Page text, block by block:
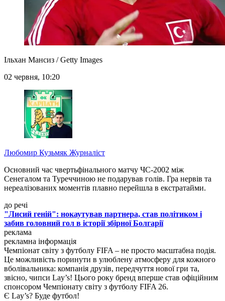
Ільхан Мансиз / Getty Images
02 червня, 10:20
Любомир Кузьмяк Журналіст
Основний час чвертьфінального матчу ЧС-2002 між
Сенегалом та Туреччиною не подарував голів. Гра нервів та
нереалізованих моментів плавно перейшла в екстратайми.
до речі
"Лисий геній": нокаутував партнера, став політиком і
забив головний гол в історії збірної Болгарії
реклама
рекламна інформація
Чемпіонат світу з футболу FIFA – не просто масштабна подія.
Це можливість поринути в улюблену атмосферу для кожного
вболівальника: компанія друзів, передчуття нової гри та,
звісно, чипси Lay’s! Цього року бренд вперше став офіційним
спонсором Чемпіонату світу з футболу FIFA 26.
Є Lay’s? Буде футбол!